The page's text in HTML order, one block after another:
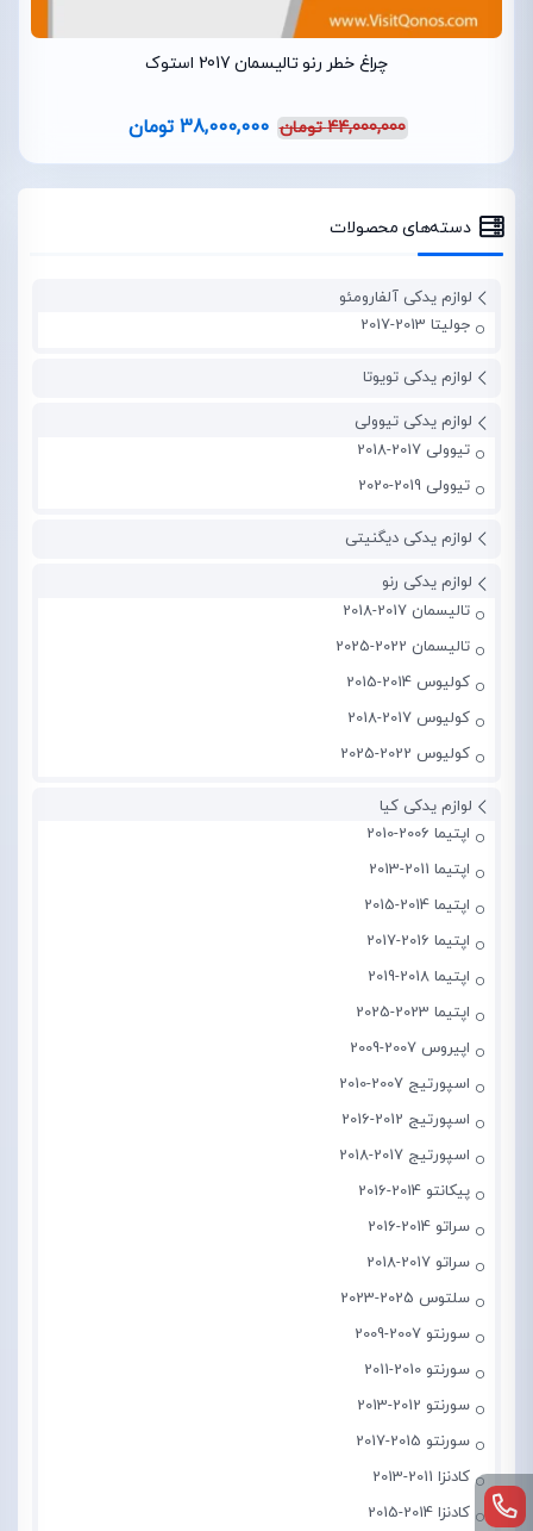
چراغ خطر رنو تالیسمان 2017 استوک
44,000,000 تومان 38,000,000 تومان
دسته‌های محصولات
لوازم یدکی آلفارومئو
جولیتا 2013-2017
لوازم یدکی تویوتا
لوازم یدکی تیوولی
تیوولی 2017-2018
تیوولی 2019-2020
لوازم یدکی دیگنیتی
لوازم یدکی رنو
تالیسمان 2017-2018
تالیسمان 2022-2025
کولیوس 2014-2015
کولیوس 2017-2018
کولیوس 2022-2025
لوازم یدکی کیا
اپتیما 2006-2010
اپتیما 2011-2013
اپتیما 2014-2015
اپتیما 2016-2017
اپتیما 2018-2019
اپتیما 2023-2025
اپیروس 2007-2009
اسپورتیج 2007-2010
اسپورتیج 2012-2016
اسپورتیج 2017-2018
پیکانتو 2014-2016
سراتو 2014-2016
سراتو 2017-2018
سلتوس 2025-2023
سورنتو 2007-2009
سورنتو 2010-2011
سورنتو 2012-2013
سورنتو 2015-2017
کادنزا 2011-2013
کادنزا 2014-2015